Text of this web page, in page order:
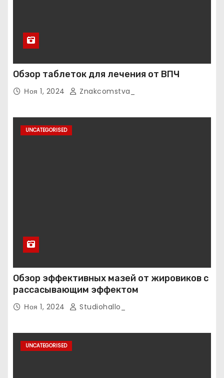
Обзор таблеток для лечения от ВПЧ
Ноя 1, 2024 Znakcomstva_
UNCATEGORISED
Обзор эффективных мазей от жировиков с
рассасывающим эффектом
Ноя 1, 2024 Studiohallo_
UNCATEGORISED